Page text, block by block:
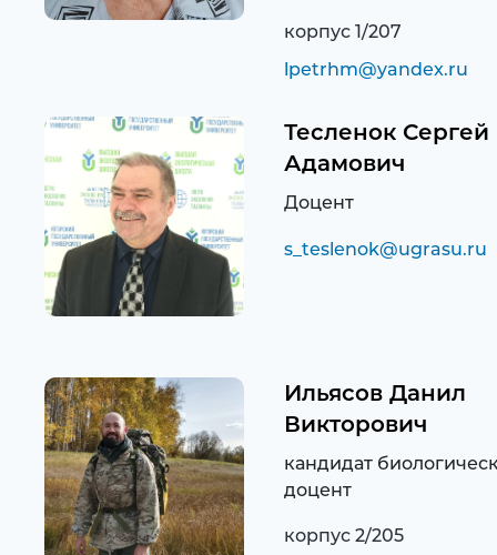
корпус 1/207
lpetrhm@yandex.ru
Тесленок Сергей
Адамович
Доцент
s_teslenok@ugrasu.ru
Ильясов Данил
Викторович
кандидат
доцент
корпус 2/205